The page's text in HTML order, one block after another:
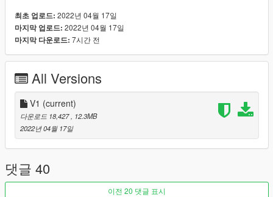
최초 업로드: 2022년 04월 17일
마지막 업로드: 2022년 04월 17일
마지막 다운로드: 7시간 전
All Versions
V1 (current)
다운로드 18,427
, 12.3MB
2022년 04월 17일
댓글 40
이전 20 댓글 표시